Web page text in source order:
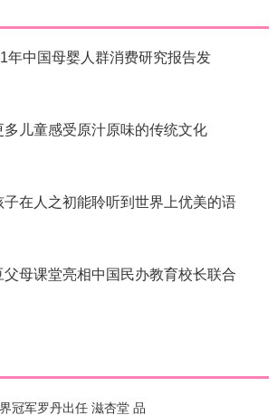
年中国母婴人群消费研究报告发
多儿童感受原汁原味的传统文化
子在人之初能聆听到世界上优美的语
父母课堂亮相中国民办教育校长联合
冠军罗丹出任 滋杏堂 品